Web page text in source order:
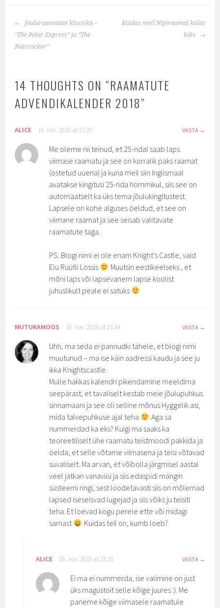
POST
NAVIGATION
Jõuluraamatute klassika –
“The Polar Express” ja “The
Nutcracker”
Kuidas meil Nipiraamat külas
käis
14 THOUGHTS ON “RAAMATUTE
ADVENDIKALENDER 2018”
ALICE 19. nov. 2018 at 21:20 VASTA
Me oleme nii teinud, et 25-ndal saab laps
viimase raamatu ja see on korralik paks raamat
(ostetud uuena) ja kuna meil siin Inglismaal
avatakse kingitusi 25-nda hommikul, siis see on
automaatselt ka üks tema jõulukingitustest.
Lapsele on kohe alguses öeldud, et see on
viimane raamat ja see seisab valitavate
raamatute taga.
PS. Blogi nimi ei ole enam Knight’s Castle, vaid
Elu Rüütli Lossis
Muutsin eestikeelseks , et
mõni laps või lapsevanem lapse koolist
juhuslikult peale ei satuks
MUTUKAMOOS 19. nov. 2018 at 21:44 VASTA
Uhh, ma seda ei pannudki tähele, et blogi nimi
muutunud – ma ise käin aadressi kaudu ja see ju
ikka Knightscastle.
Mulle hakkas kalendri pikendamine meeldima
seepärast, et tavaliselt kestab meie jõulupuhkus
sinnamaani ja see oli selline mõnus Hyggelik asi,
mida talvepuhkuse ajal teha
Aga sa
nummerdad ka eks? Kuigi ma saaks ka
teoreetiliselt ühe raamatu teistmoodi pakkida ja
öelda, et selle võtame viimasena ja teisi võtavad
suvaliselt. Ma arvan, et võibolla järgmisel aastal
veel jätkan vanaviisi ja siis edaspidi mängin
süsteemi ringi, sest loodetavasti siis on mõlemad
lapsed iseseisvad lugejad ja siis võiks ju teisiti
teha. Et loevad kogu perele ette või midagi
sarnast
Kuidas teil on, kumb loeb?
ALICE 19. nov. 2018 at 23:16 VASTA
Ei ma ei nummerda, ise valimine on just
üks magustoit selle kõige juures :). Me
paneme kõige viimasele raamatule